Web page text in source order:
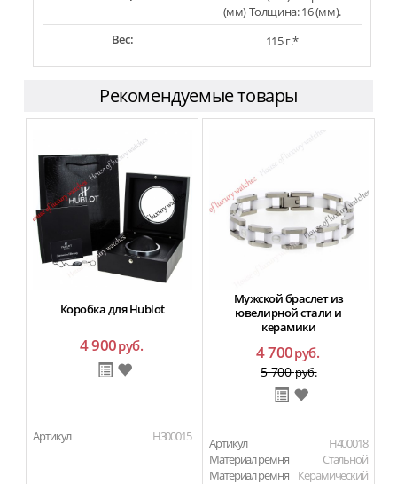
(мм) Толщина: 16 (мм).
Вес:
115 г.*
Рекомендуемые товары
Коробка для Hublot
4 900руб.
Артикул H300015
Мужской браслет из
ювелирной стали и
керамики
4 700руб.
5 700руб.
Артикул
H400018
Материал ремня
Стальной
Материал ремня
Керамический